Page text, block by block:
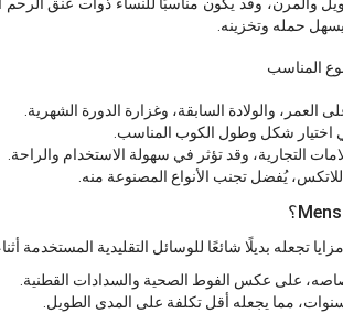
حمله وتخزينه.
المناسب
العمر، والولادة السابقة، وغزارة الدورة الشهرية.
اختيار شكل وطول الكوب المناسب.
التجارية، وقد تؤثر في سهولة الاستخدام والراحة.
يُفضل تجنب الأنواع المصنوعة منه.
على عكس الفوط الصحية والسدادات القطنية.
مما يجعله أقل تكلفة على المدى الطويل.